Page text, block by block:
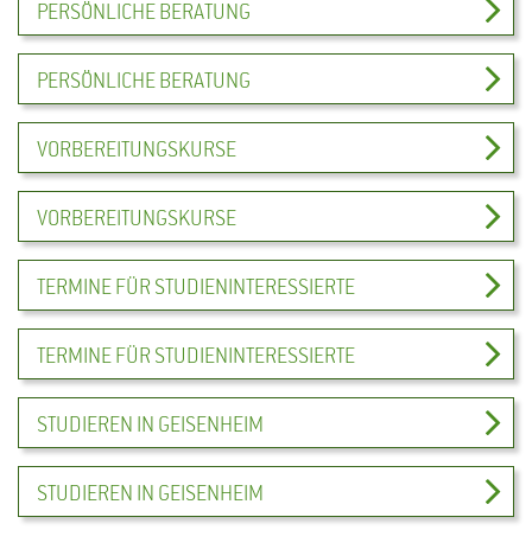
PERSÖNLICHE BERATUNG
PERSÖNLICHE BERATUNG
VORBEREITUNGSKURSE
VORBEREITUNGSKURSE
TERMINE FÜR STUDIENINTERESSIERTE
TERMINE FÜR STUDIENINTERESSIERTE
STUDIEREN IN GEISENHEIM
STUDIEREN IN GEISENHEIM